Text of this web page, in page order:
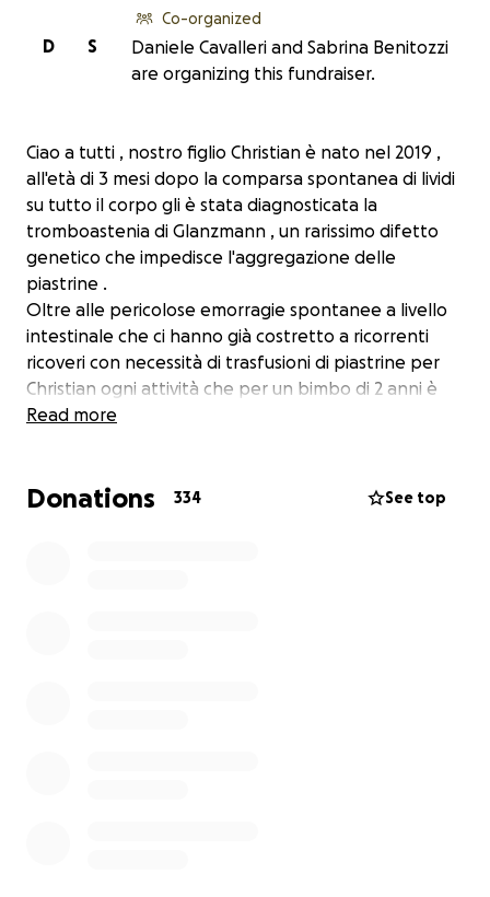
S
D
Co-organized
Daniele Cavalleri and Sabrina Benitozzi
are organizing this fundraiser.
Ciao a tutti , nostro figlio Christian è nato nel 2019 ,
all'età di 3 mesi dopo la comparsa spontanea di lividi
su tutto il corpo gli è stata diagnosticata la
tromboastenia di Glanzmann , un rarissimo difetto
genetico che impedisce l'aggregazione delle
piastrine .
Oltre alle pericolose emorragie spontanee a livello
intestinale che ci hanno già costretto a ricorrenti
ricoveri con necessità di trasfusioni di piastrine per
Christian ogni attività che per un bimbo di 2 anni è
normale lo espone al rischio di finire in ospedale ,
ed è continuamente pieno di lividi .
Read more
Donations 334 See top